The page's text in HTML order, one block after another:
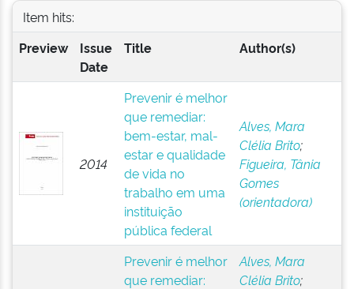
Item hits:
Preview
Issue
Date
Title Author(s)
2014
Prevenir é melhor
que remediar:
bem-estar, mal-
estar e qualidade
de vida no
trabalho em uma
instituição
pública federal
Alves, Mara
Clélia Brito;
Figueira, Tânia
Gomes
(orientadora)
Prevenir é melhor
que remediar:
Alves, Mara
Clélia Brito;